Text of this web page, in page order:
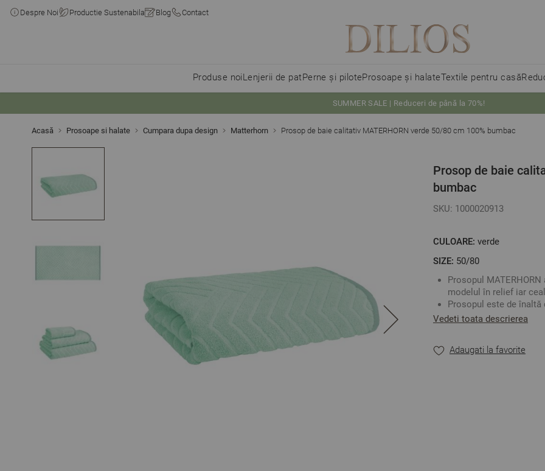
Despre Noi Productie Sustenabila Blog Contact
Produse noiLenjerii de patPerne și piloteProsoape și halateTextile pentru casă
SUMMER SALE | Reduceri de până la 70%!
Acasă Prosoape si halate Cumpara dupa design Matterhorn Prosop de baie calitativ MATERHORN verde 50/80 cm 100% bumbac
Prosop de baie
bumbac
SKU: 1000020913
CULOARE: verde
SIZE: 50/80
Prosopul
modelul în relief iar
Prosopul este de înaltă
absorbant.
Mărime: 50/80 cm
Vedeti toata descrierea
Adaugati la favorite